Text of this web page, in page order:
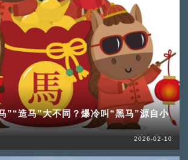
”“造马”大不同？爆冷叫“黑马”源自小
2026-02-10